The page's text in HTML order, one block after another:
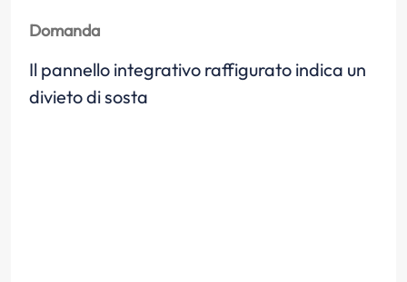
Domanda
Il pannello integrativo raffigurato indica un
divieto di sosta